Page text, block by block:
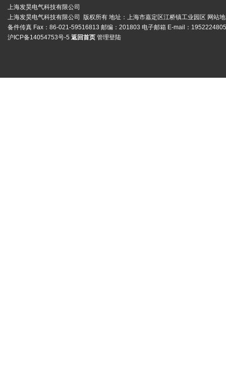
上海发昊电气科技有限公司
上海发昊电气科技有限公司 版权所有 地址：上海市嘉定区江桥镇工业园区 网站
备件传真 Fax：86-021-59516813 邮编：201803 电子邮箱 E-mail：
沪ICP备14054753号-5 返回首页 管理登陆